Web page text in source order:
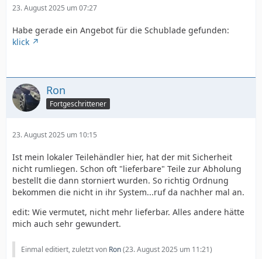
23. August 2025 um 07:27
Habe gerade ein Angebot für die Schublade gefunden:
klick
Ron
Fortgeschrittener
23. August 2025 um 10:15
Ist mein lokaler Teilehändler hier, hat der mit Sicherheit
nicht rumliegen. Schon oft "lieferbare" Teile zur Abholung
bestellt die dann storniert wurden. So richtig Ordnung
bekommen die nicht in ihr System...ruf da nachher mal an.
edit: Wie vermutet, nicht mehr lieferbar. Alles andere hätte
mich auch sehr gewundert.
Einmal editiert, zuletzt von Ron(23. August 2025 um 11:21)